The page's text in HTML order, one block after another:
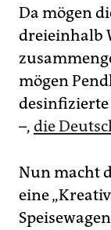
Da mögen
dreieinhalb
mögen
desinfizierte
–, die
Nun macht
eine